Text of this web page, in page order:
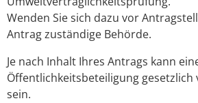
Wenden Sie sich dazu vor
Antrag zuständige Behörde.
Je nach Inhalt Ihres Antrags kann
Öffentlichkeitsbeteiligung gesetzlich
sein.